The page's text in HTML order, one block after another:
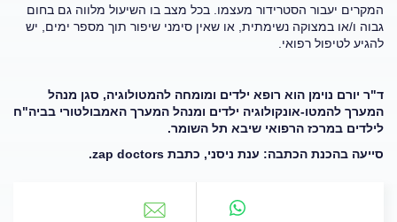
המקרים יעבור הסטרידור מעצמו. בכל מצב בו השיעול מלווה גם בחום
גבוה ו/או במצוקה נשימתית, או שאין סימני שיפור תוך מספר ימים, יש
להגיע לטיפול רפואי.
ד"ר יורם נוימן הוא רופא ילדים ומומחה להמטולוגיה, סגן מנהל
המערך להמטו-אונקולוגיה ילדים ומנהל המערך האמבולטורי בביה"ח
לילדים במרכז הרפואי שיבא תל השומר.
סייעה בהכנת הכתבה: ענת ניסני, כתבת zap doctors
.